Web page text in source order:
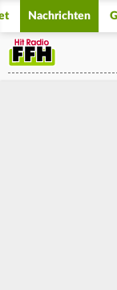
Nachrichten